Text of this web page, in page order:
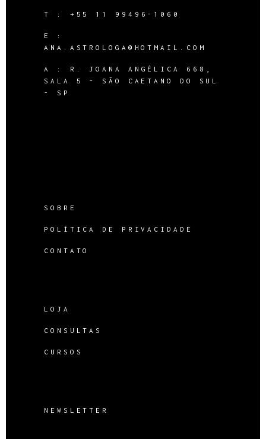
T : +55 11 99496-1060
E :
ANA.ASTROLOGA@HOTMAIL.COM
A :
R. JOANA ANGÉLICA 668,
SALA 5 - SÃO CAETANO DO SUL
- SP
SOBRE
POLÍTICA DE PRIVACIDADE
CONTATO
LOJA
CONSULTAS
CURSOS
NEWSLETTER